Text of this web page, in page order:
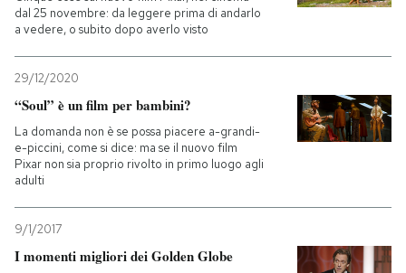
dal 25 novembre: da leggere prima di andarlo
a vedere, o subito dopo averlo visto
29/12/2020
“Soul” è un film per bambini?
La domanda non è se possa piacere a-grandi-
e-piccini, come si dice: ma se il nuovo film
Pixar non sia proprio rivolto in primo luogo agli
adulti
9/1/2017
I momenti migliori dei Golden Globe